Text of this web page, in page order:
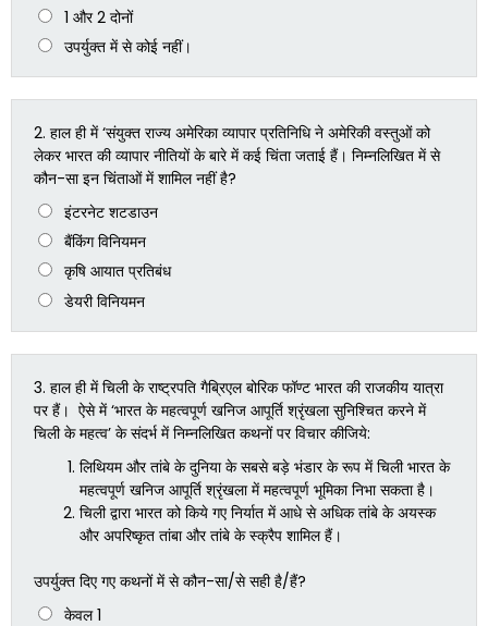
1 और 2 दोनों
उपर्युक्त में से कोई नहीं।
2. हाल ही में ‘संयुक्त राज्य अमेरिका व्यापार प्रतिनिधि ने अमेरिकी वस्तुओं को
लेकर भारत की व्यापार नीतियों के बारे में कई चिंता जताई हैं। निम्नलिखित में से
कौन-सा इन चिंताओं में शामिल नहीं है?
इंटरनेट शटडाउन
बैंकिंग विनियमन
कृषि आयात प्रतिबंध
डेयरी विनियमन
3. हाल ही में चिली के राष्ट्रपति गैब्रिएल बोरिक फॉण्ट भारत की राजकीय यात्रा
पर हैं। ऐसे में ‘भारत के महत्वपूर्ण खनिज आपूर्ति श्रृंखला सुनिश्चित करने में
चिली के महत्व’ के संदर्भ में निम्नलिखित कथनों पर विचार कीजिये:
लिथियम और तांबे के दुनिया के सबसे बड़े भंडार के रूप में चिली भारत के
महत्वपूर्ण खनिज आपूर्ति श्रृंखला में महत्वपूर्ण भूमिका निभा सकता है।
चिली द्वारा भारत को किये गए निर्यात में आधे से अधिक तांबे के अयस्क
और अपरिष्कृत तांबा और तांबे के स्क्रैप शामिल हैं।
उपर्युक्त दिए गए कथनों में से कौन-सा/से सही है/हैं?
केवल 1